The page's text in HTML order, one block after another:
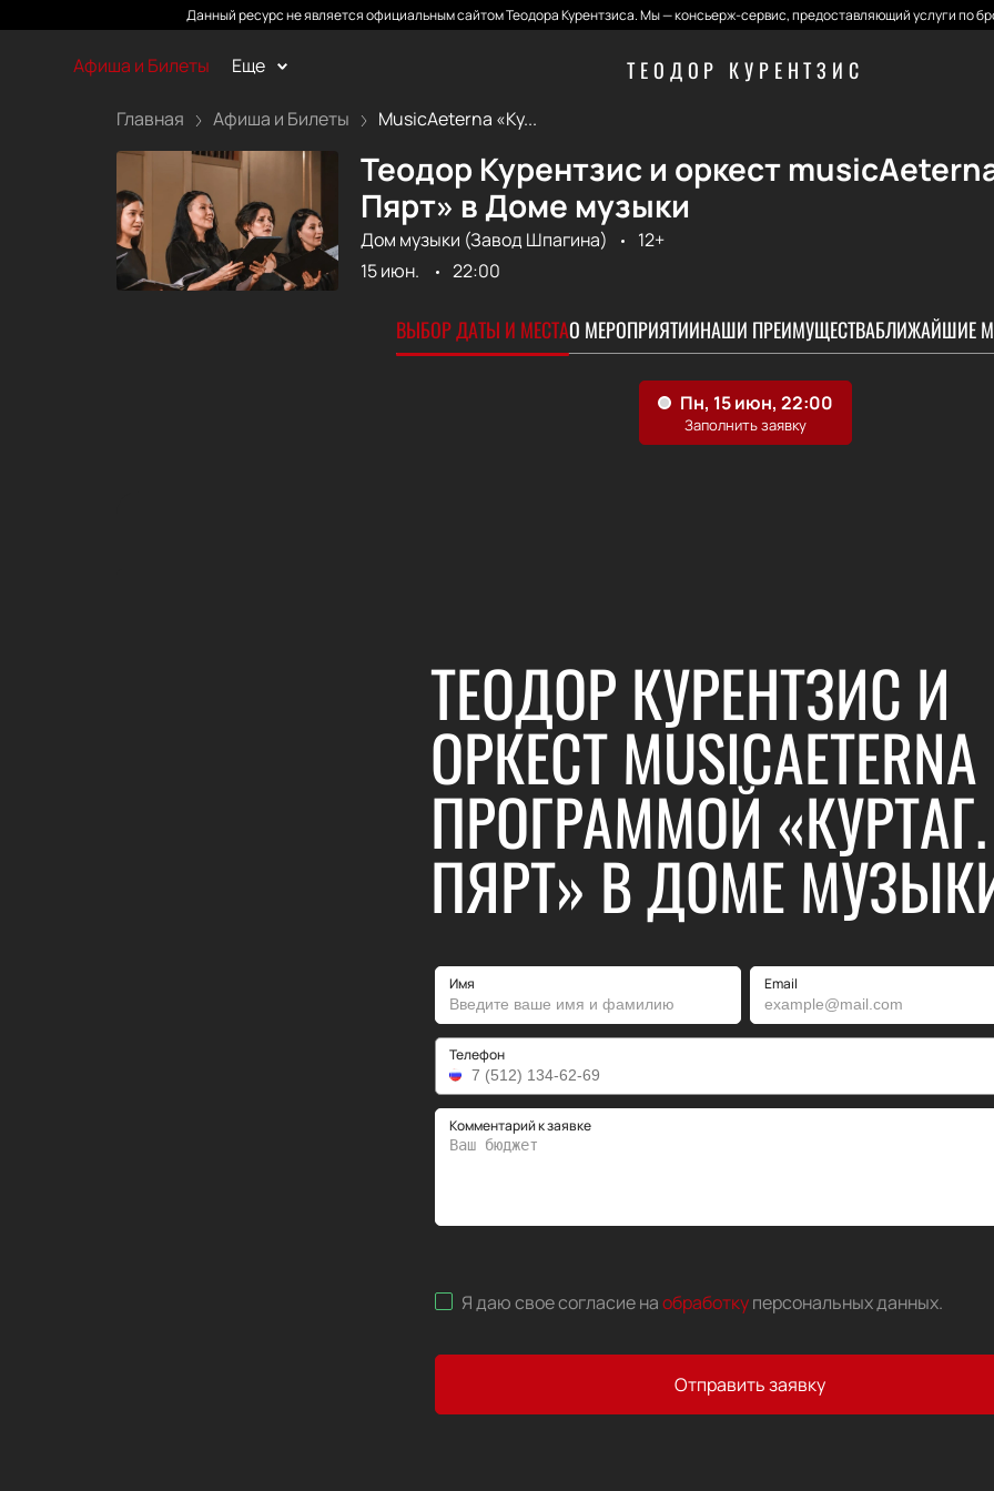
Данный ресурс не является официальным сайтом Теодора Курентзиса. Мы — консьерж-сервис, предоставляющий услуги по
ТЕОДОР КУРЕНТЗИС
Афиша и Билеты Еще
Главная Афиша и Билеты MusicAeterna «Ку...
Теодор Курентзис и оркест
Пярт» в Доме музыки
Дом музыки (Завод Шпагина)
12+
15 июн.
22:00
ВЫБОР ДАТЫ И МЕСТАО МЕРОПРИЯТИИНАШИ ПРЕИМУЩЕСТВАБЛИЖАЙШИЕ
ТЕОДОР КУРЕНТЗИС И
ОРКЕСТ
ПРОГРАММОЙ «КУРТАГ.
ПЯРТ» В ДОМЕ
Имя Email
Телефон
Комментарий к заявке
Я даю свое согласие наобработку персональных данных.
Отправить заявку